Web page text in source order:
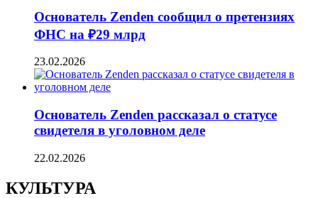
Основатель Zenden сообщил о претензиях
ФНС на ₽29 млрд
23.02.2026
Основатель Zenden рассказал о статусе
свидетеля в уголовном деле
22.02.2026
КУЛЬТУРА